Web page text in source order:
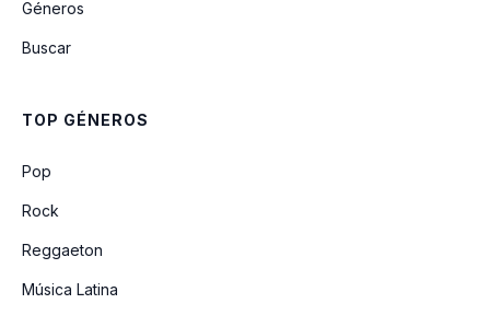
Géneros
Buscar
TOP GÉNEROS
Pop
Rock
Reggaeton
Música Latina